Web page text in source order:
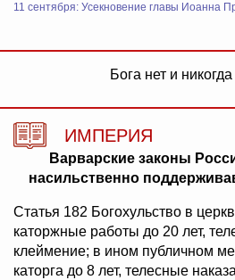
11 сентября: Усекновение главы Иоанна
Бога нет и
ИМПЕРИЯ
Варварские законы
насильственно
Статья 182 Богохульство в
каторжные работы до 20 лет,
клеймение; в ином публичном
каторга до 8 лет, телесные